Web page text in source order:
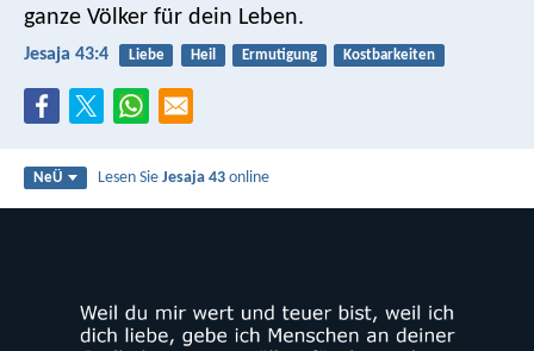
ganze Völker für dein Leben.
Jesaja 43:4 Liebe Heil Ermutigung Kostbarkeiten
NeÜ Lesen SieJesaja 43 online